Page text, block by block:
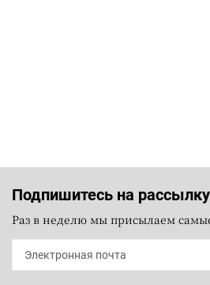
Подпишитесь на рассылку
Раз в неделю мы присылаем